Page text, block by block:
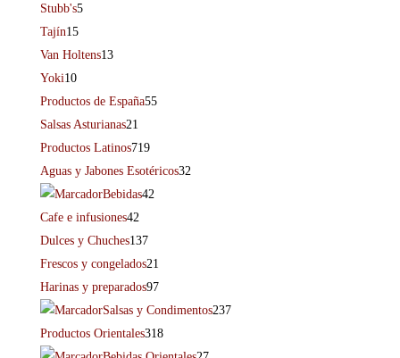
Stubb's5
Tajín15
Van Holtens13
Yoki10
Productos de España55
Salsas Asturianas21
Productos Latinos719
Aguas y Jabones Esotéricos32
Bebidas42
Cafe e infusiones42
Dulces y Chuches137
Frescos y congelados21
Harinas y preparados97
Salsas y Condimentos237
Productos Orientales318